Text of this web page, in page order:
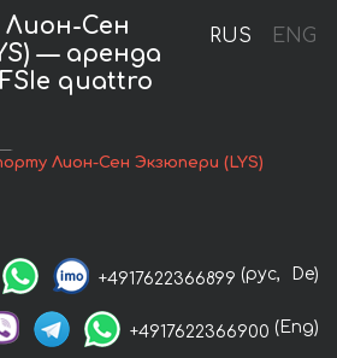
RUS ENG
Сен
— аренда
quattro
Лион-Сен Экзюпери (LYS)
+4917622366899 (рус, De)
+4917622366900 (Eng)